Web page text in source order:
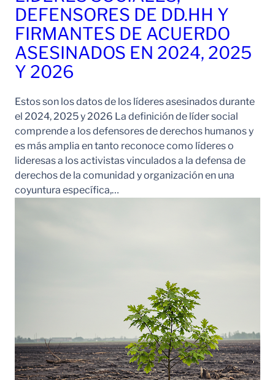
DEFENSORES DE DD.HH Y
FIRMANTES DE ACUERDO
ASESINADOS EN 2024, 2025
Y 2026
Estos son los datos de los líderes asesinados durante
el 2024, 2025 y 2026 La definición de líder social
comprende a los defensores de derechos humanos y
es más amplia en tanto reconoce como líderes o
lideresas a los activistas vinculados a la defensa de
derechos de la comunidad y organización en una
coyuntura específica,…